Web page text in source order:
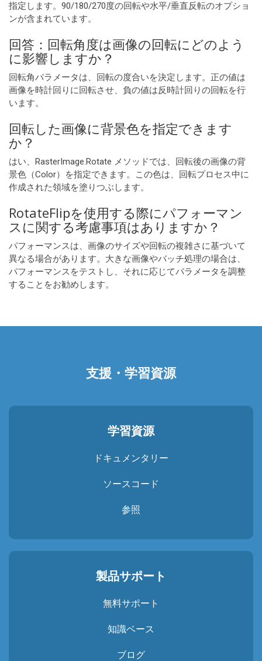
指定します。90/180/270度の回転や水平/垂直反転のオプショ
ンが含まれています。
回答：回転角度は画像の回転にどのよう
に影響しますか？
回転角パラメータは、回転の度合いを決定します。正の値は
画像を時計回りに回転させ、負の値は反時計回りの回転を行
います。
回転した画像に背景色を指定できます
か？
はい、RasterImage.Rotate メソッドでは、回転後の画像の背
景色（Color）を指定できます。この色は、回転プロセス中に
作成された領域を塗りつぶします。
RotateFlipを使用する際にパフォーマン
スに関する考慮事項はありますか？
パフォーマンスは、画像のサイズや回転の複雑さに基づいて
異なる場合があります。大きな画像やバッチ処理の場合は、
パフォーマンスをテストし、それに応じてパラメータを調整
することをお勧めします。
支援・学習資源
学習資源
ドキュメンタリー
ソースコード
参照
製品サポート
無料サポート
知識ベース
ブログ